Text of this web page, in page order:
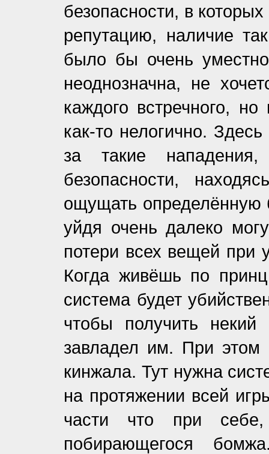
безопасности, в
репутацию, наличие
было бы очень
неоднозначна, не
каждого встречного,
как-то нелогично.
за такие
безопасности,
ощущать определённую
уйдя очень далеко
потери всех вещей при
Когда живёшь по
система будет
чтобы получить
завладел им. При этом
кинжала. Тут нужна
на протяжении всей
части что при
побирающегося